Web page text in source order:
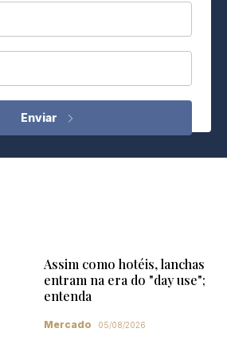
Assim como hotéis, lanchas
entram na era do "day use";
entenda
Mercado 05/08/2026